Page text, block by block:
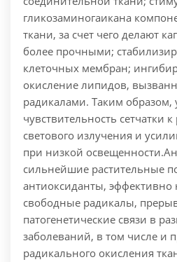
гликозаминогаикана
ткани, за счет чего делают
более прочными;
клеточных мембран;
окисление липидов,
радикалами. Таким образом,
чувствительность сетчатки
светового излучения и
при низкой освещенности.
сильнейшие растительные
антиоксиданты, эффективно
свободные радикалы,
патогенетические связи в
заболеваний, в том числе и
радикального окисления